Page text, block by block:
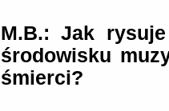
M.B.: Jak
środowisku
śmierci?